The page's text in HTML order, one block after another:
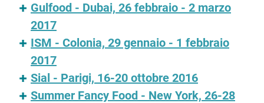
Gulfood - Dubai, 26 febbraio - 2 marzo
2017
ISM - Colonia, 29 gennaio - 1 febbraio
2017
Sial - Parigi, 16-20 ottobre 2016
Summer Fancy Food - New York, 26-28